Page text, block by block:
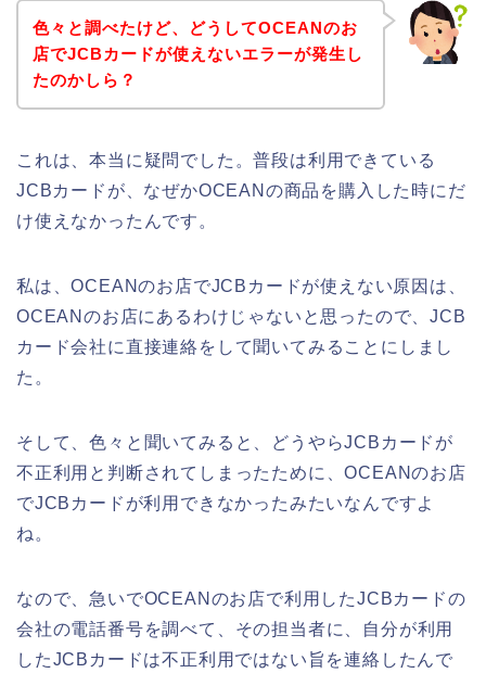
色々と調べたけど、どうしてOCEANのお
店でJCBカードが使えないエラーが発生し
たのかしら？
これは、本当に疑問でした。普段は利用できている
JCBカードが、なぜかOCEANの商品を購入した時にだ
け使えなかったんです。
私は、OCEANのお店でJCBカードが使えない原因は、
OCEANのお店にあるわけじゃないと思ったので、JCB
カード会社に直接連絡をして聞いてみることにしまし
た。
そして、色々と聞いてみると、どうやらJCBカードが
不正利用と判断されてしまったために、OCEANのお店
でJCBカードが利用できなかったみたいなんですよ
ね。
なので、急いでOCEANのお店で利用したJCBカードの
会社の電話番号を調べて、その担当者に、自分が利用
したJCBカードは不正利用ではない旨を連絡したんで